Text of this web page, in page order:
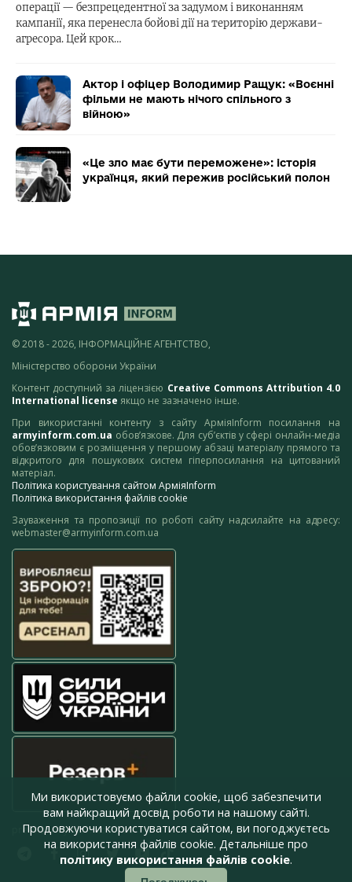
операції — безпрецедентної за задумом і виконанням
кампанії, яка перенесла бойові дії на територію держави-
агресора. Цей крок…
Актор і офіцер Володимир Ращук: «Воєнні
фільми не мають нічого спільного з
війною»
«Це зло має бути переможене»: історія
українця, який пережив російський полон
© 2018 - 2026, ІНФОРМАЦІЙНЕ АГЕНТСТВО,
Міністерство оборони України
Контент доступний за ліцензією Creative Commons Attribution 4.0
International license якщо не зазначено інше.
При використанні контенту з сайту АрміяInform посилання на
armyinform.com.ua обов’язкове. Для суб’єктів у сфері онлайн-медіа
обов’язковим є розміщення у першому абзаці матеріалу прямого та
відкритого для пошукових систем гіперпосилання на цитований
матеріал.
Політика користування сайтом АрміяInform
Політика використання файлів cookie
Зауваження та пропозиції по роботі сайту надсилайте на адресу:
webmaster@armyinform.com.ua
press@armyinform.com.ua
Ми використовуємо файли cookie, щоб забезпечити
вам найкращий досвід роботи на нашому сайті.
Продовжуючи користуватися сайтом, ви погоджуєтесь
на використання файлів cookie. Детальніше про
політику використання файлів cookie.